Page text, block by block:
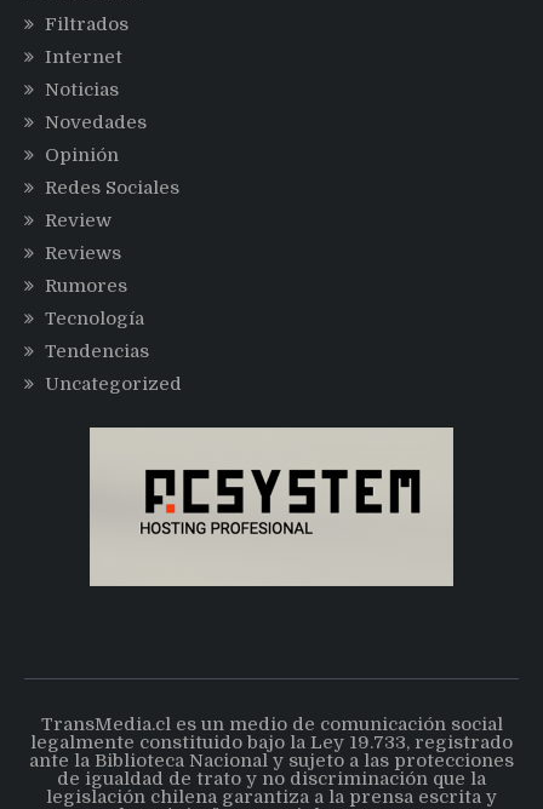
Filtrados
Internet
Noticias
Novedades
Opinión
Redes Sociales
Review
Reviews
Rumores
Tecnología
Tendencias
Uncategorized
TransMedia.cl es un medio de comunicación social
legalmente constituido bajo la Ley 19.733, registrado
ante la Biblioteca Nacional y sujeto a las protecciones
de igualdad de trato y no discriminación que la
legislación chilena garantiza a la prensa escrita y